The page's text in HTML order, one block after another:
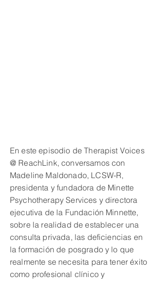
En este episodio de Therapist Voices
@ ReachLink, conversamos con
Madeline Maldonado, LCSW-R,
presidenta y fundadora de Minette
Psychotherapy Services y directora
ejecutiva de la Fundación Minnette,
sobre la realidad de establecer una
consulta privada, las deficiencias en
la formación de posgrado y lo que
realmente se necesita para tener éxito
como profesional clínico y